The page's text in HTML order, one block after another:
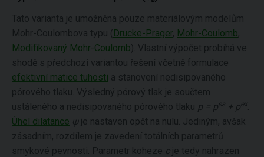
Tato varianta je umožněna pouze materiálovým modelům
Mohr-Coulombova typu ( Drucke-Prager, Mohr-Coulomb,
Modifikovaný Mohr-Coulomb). Vlastní výpočet probíhá ve
shodě s předchozí variantou řešení včetně formulace
efektivní matice tuhosti a stanovení nedisipovaného
pórového tlaku. Výsledný pórový tlak je součtem
ustáleného a nedisipovaného pórového tlaku p = pss + pex
Úhel dilatance ψ je nastaven opět na nulu. Jediným, avšak
zásadním, rozdílem je zavedení totálních parametrů
smykové pevnosti. Parametr koheze cje tedy nahrazen